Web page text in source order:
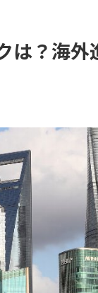
は？海外